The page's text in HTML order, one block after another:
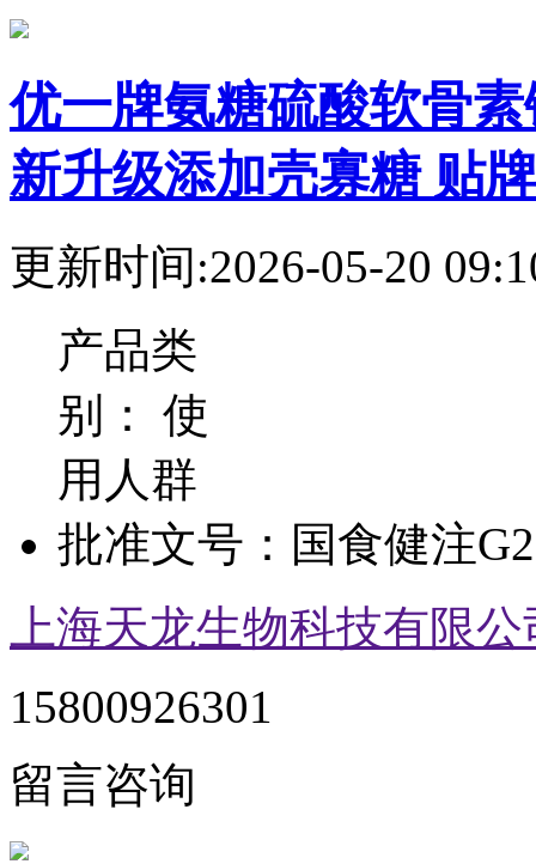
优一牌氨糖硫酸软骨
新升级添加壳寡糖 贴
更新时间:2026-05-20
产品类
别： 使
用人群
批准文号： 国食健注
上海天龙生物科技有限公
15800926301
留言咨询